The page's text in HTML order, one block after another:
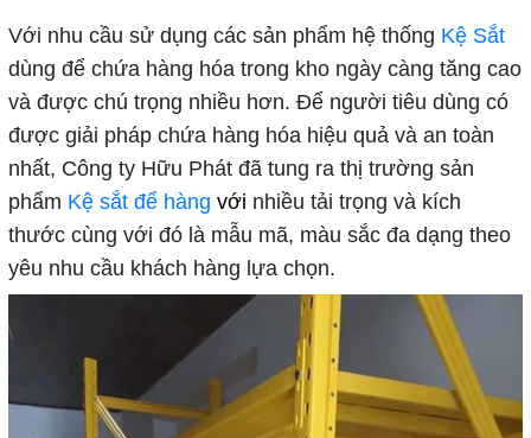
Với nhu cầu sử dụng các sản phẩm hệ thống Kệ Sắt
dùng để chứa hàng hóa trong kho ngày càng tăng cao
và được chú trọng nhiều hơn. Để người tiêu dùng có
được giải pháp chứa hàng hóa hiệu quả và an toàn
nhất, Công ty Hữu Phát đã tung ra thị trường sản
phẩm Kệ sắt để hàng với nhiều tải trọng và kích
thước cùng với đó là mẫu mã, màu sắc đa dạng theo
yêu nhu cầu khách hàng lựa chọn.